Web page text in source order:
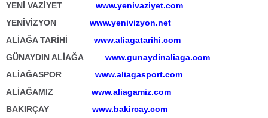
YENİ VAZİYET www.yenivaziyet.com
YENİVİZYON www.yenivizyon.net
ALİAĞA TARİHİ www.aliagatarihi.com
GÜNAYDIN ALİAĞA
www.gunaydinaliaga.com
ALİAĞASPOR www.aliagasport.com
ALİAĞAMIZ www.aliagamiz.com
BAKIRÇAY www.bakircay.com